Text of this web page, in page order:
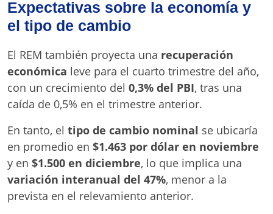
Expectativas sobre la economía y
el tipo de cambio
El REM también proyecta una recuperación
económica leve para el cuarto trimestre del año,
con un crecimiento del 0,3% del PBI, tras una
caída de 0,5% en el trimestre anterior.
En tanto, el tipo de cambio nominal se ubicaría
en promedio en $1.463 por dólar en noviembre
y en $1.500 en diciembre, lo que implica una
variación interanual del 47%, menor a la
prevista en el relevamiento anterior.